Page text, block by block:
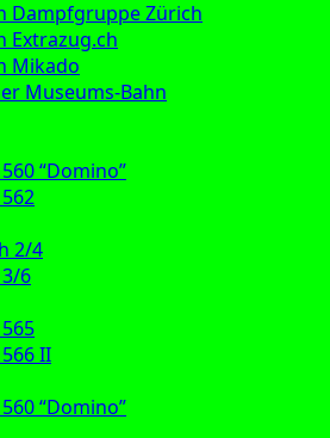
Dampfgruppe Zürich
Extrazug.ch
Mikado
Museums-Bahn
“Domino”
2/4
6
II
“Domino”